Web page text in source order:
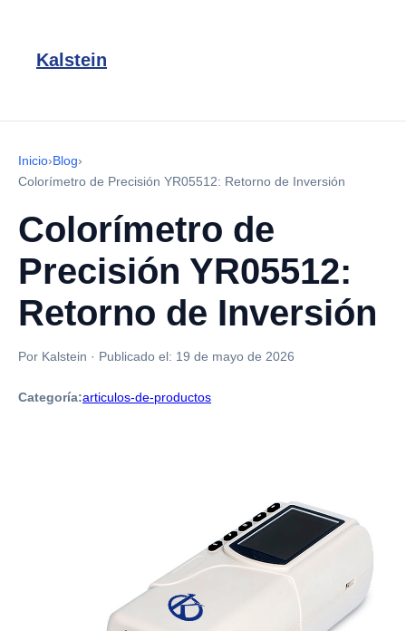
Kalstein
Inicio›Blog›
Colorímetro de Precisión YR05512: Retorno de Inversión
Colorímetro de
Precisión YR05512:
Retorno de Inversión
Por Kalstein · Publicado el: 19 de mayo de 2026
Categoría:articulos-de-productos